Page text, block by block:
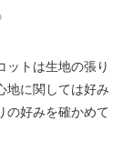
ットは生地の張り
地に関しては好み
の好みを確かめて